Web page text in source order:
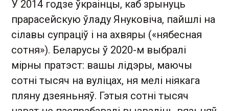
У 2014 годзе ўкраінцы, каб зрынуць
прарасейскую ўладу Януковіча, пайшлі на
сілавы супраціў і на ахвяры («нябесная
сотня»). Беларусы ў 2020-м выбралі
мірны пратэст: вашы лідэры, маючы
сотні тысяч на вуліцах, ня мелі ніякага
пляну дзеяньняў. Гэтыя сотні тысяч